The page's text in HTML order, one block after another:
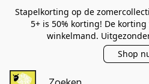
Stapelkorting op de
5+ is 50% korting! De
winkelmand.
Shop